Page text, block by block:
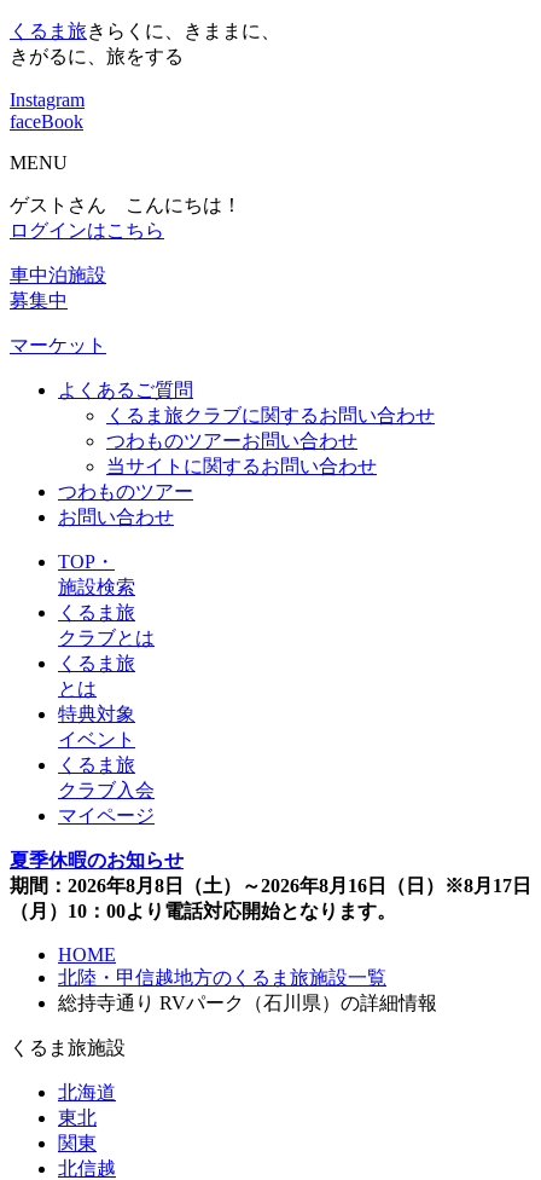
くるま旅きらくに、きままに、
きがるに、旅をする
Instagram
faceBook
MENU
ゲストさん こんにちは！
ログインはこちら
車中泊施設
募集中
マーケット
よくあるご質問
くるま旅クラブに関するお問い合わせ
つわものツアーお問い合わせ
当サイトに関するお問い合わせ
つわものツアー
お問い合わせ
TOP・
施設検索
くるま旅
クラブとは
くるま旅
とは
特典対象
イベント
くるま旅
クラブ入会
マイページ
夏季休暇のお知らせ
期間：2026年8月8日（土）～2026年8月16日（日）※8月17日
（月）10：00より電話対応開始となります。
HOME
北陸・甲信越地方のくるま旅施設一覧
総持寺通り RVパーク（石川県）の詳細情報
くるま旅施設
北海道
東北
関東
北信越